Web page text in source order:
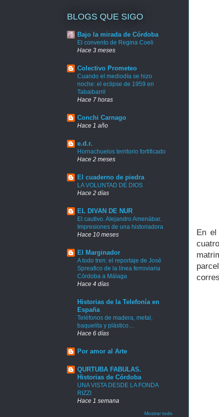
En el
BLOGS QUE SIGO
Bajo la mirada de Córdoba
El convento de Regina Coeli
Hace 3 meses
Colectivo Prometeo
Cuando el mediodía se hizo
noche: el eclipse de 1959 en
Tabaibarril
Hace 7 horas
Conchi Carnago
Hace 1 año
e.d.r.
Hornachuelos territorio fortificado
Hace 2 meses
El cuaderno de piedra
LA VOLUNTAD DE DIOS
Hace 2 días
EL DIVAN DE NUR
El cautivo. Alejandro Amenábar.
Impresiones de una historiadora
Hace 10 meses
El Marginador
A todo tren: el reportaje de José
Spreafico de la línea ferroviaria
Córdoba a Málaga
Hace 4 días
Historias de la Telefonía en
España
Teléfonos de madera, metal,
baquelita y plástico…
Hace 6 días
Por amor al Arte
QURTUBA FABULAS.
Historias de Córdoba
UNA VISTA DESDE LA FONDA
RIZZI
Hace 1 semana
Mostrar todo